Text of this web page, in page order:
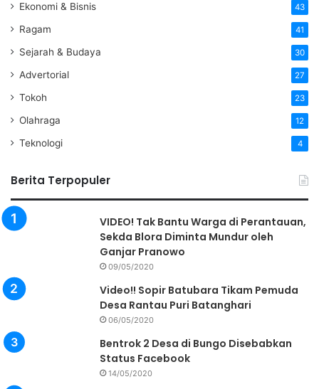
Ekonomi & Bisnis 43
Ragam 41
Sejarah & Budaya 30
Advertorial 27
Tokoh 23
Olahraga 12
Teknologi 4
Berita Terpopuler
VIDEO! Tak Bantu Warga di Perantauan,
Sekda Blora Diminta Mundur oleh
Ganjar Pranowo
09/05/2020
Video!! Sopir Batubara Tikam Pemuda
Desa Rantau Puri Batanghari
06/05/2020
Bentrok 2 Desa di Bungo Disebabkan
Status Facebook
14/05/2020